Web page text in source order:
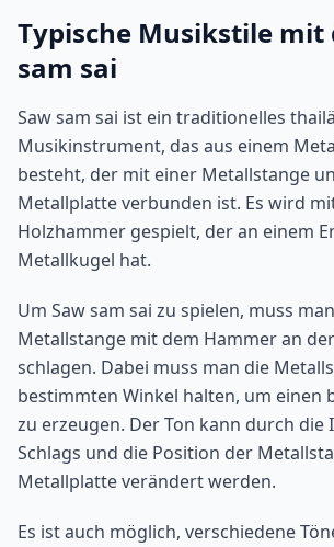
Typische Musikstile mit
sam sai
Saw sam sai ist ein traditionelles
Musikinstrument, das aus einem
besteht, der mit einer Metallstange
Metallplatte verbunden ist. Es wird
Holzhammer gespielt, der an einem
Metallkugel hat.
Um Saw sam sai zu spielen, muss
Metallstange mit dem Hammer an
schlagen. Dabei muss man die
bestimmten Winkel halten, um einen
zu erzeugen. Der Ton kann durch die
Schlags und die Position der
Metallplatte verändert werden.
Es ist auch möglich, verschiedene